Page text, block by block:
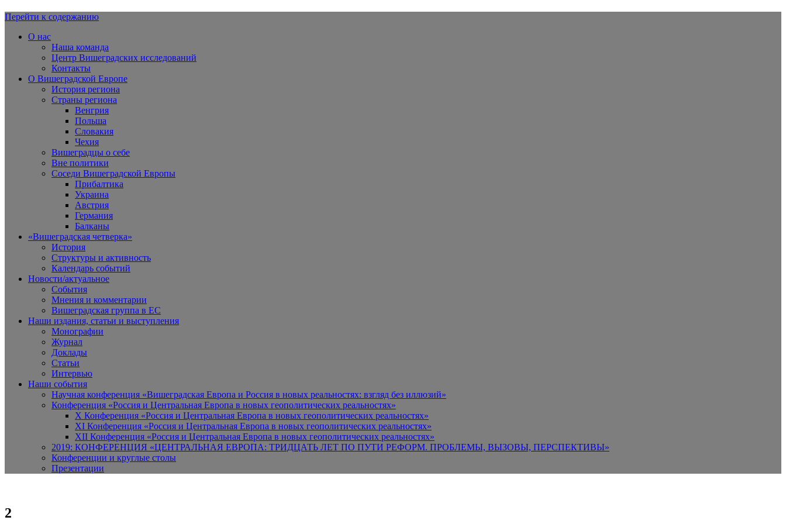
Вишеградская Европа
Перейти к содержанию
О нас
Наша команда
Центр Вишеградских исследований
Контакты
О Вишеградской Европе
История региона
Страны региона
Венгрия
Польша
Словакия
Чехия
Вишеградцы о себе
Вне политики
Соседи Вишеградской Европы
Прибалтика
Украина
Австрия
Германия
Балканы
«Вишеградская четверка»
История
Структуры и активность
Календарь событий
Новости/актуальное
События
Мнения и комментарии
Вишеградская группа в ЕС
Наши издания, статьи и выступления
Монографии
Журнал
Доклады
Статьи
Интервью
Наши события
Научная конференция «Вишеградская Европа и Россия в новых реальностях: взгляд без иллюзий»
Конференция «Россия и Центральная Европа в новых геополитических реальностях»
X Конференция «Россия и Центральная Европа в новых геополитических реальностях»
XI Конференция «Россия и Центральная Европа в новых геополитических реальностях»
XII Конференция «Россия и Центральная Европа в новых геополитических реальностях»
2019: КОНФЕРЕНЦИЯ «ЦЕНТРАЛЬНАЯ ЕВРОПА: ТРИДЦАТЬ ЛЕТ ПО ПУТИ РЕФОРМ. ПРОБЛЕМЫ, ВЫЗОВЫ, ПЕРСПЕКТИВЫ»
Конференции и круглые столы
Презентации
2